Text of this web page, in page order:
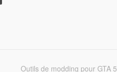
Outils de modding pour GTA 5